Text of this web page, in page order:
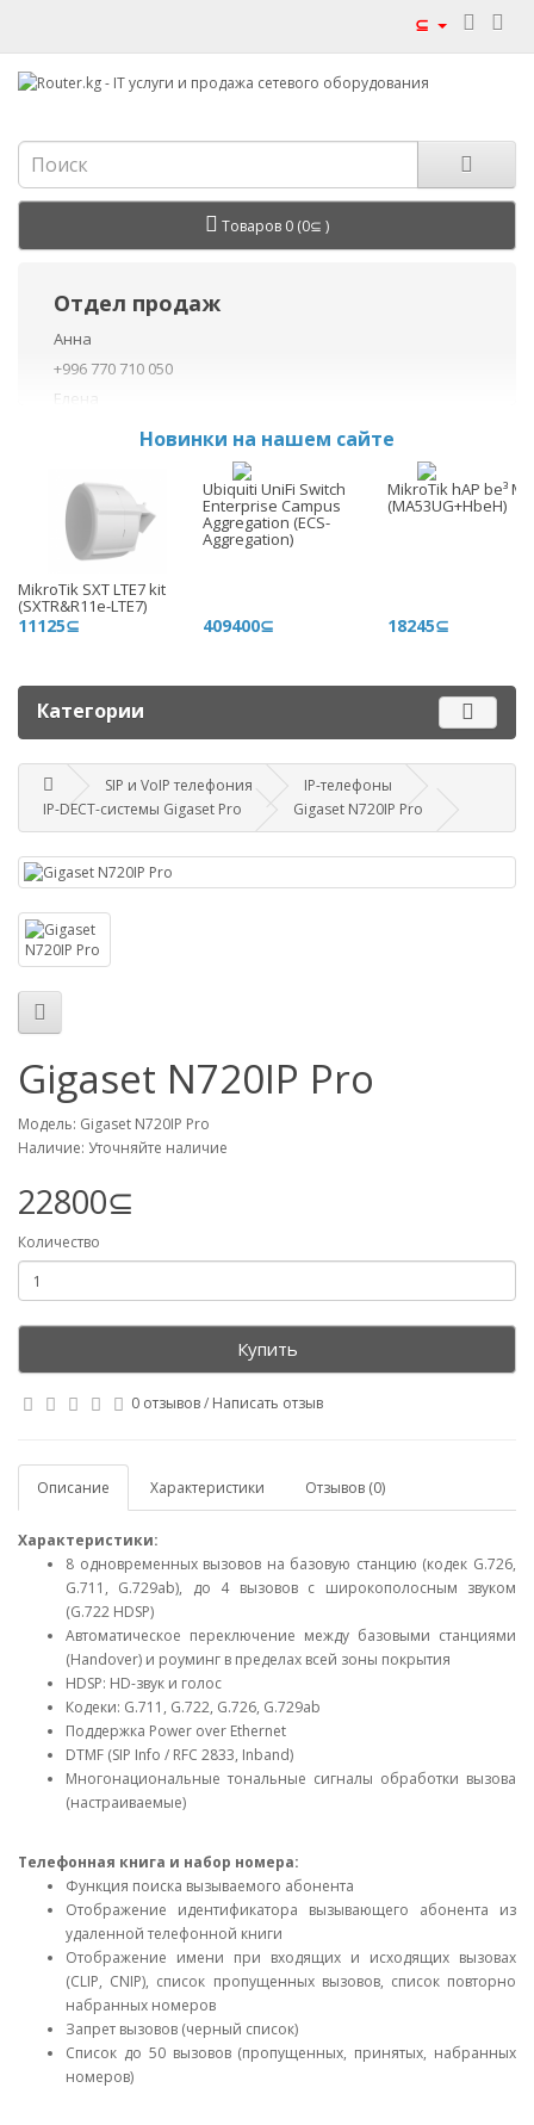
⊆
Товаров 0 (0⊆ )
Наш адрес
г. Бишкек, ул. Матросова, 47
Посмотреть адрес в 2GIS mail@router.kg
График работы
Пн-пт - 9.00-18.00
Отдел продаж
Анна
+996 770 710 050
Елена
+996 770 710 040
Данил
+996 775 710 060
+996 500 710 060
Новинки на нашем сайте
MikroTik SXT LTE7 kit
(SXTR&R11e-LTE7)
11125⊆
Ubiquiti UniFi Switch
Enterprise Campus
Aggregation (ECS-
Aggregation)
409400⊆
MikroTik hAP be³
(MA53UG+HbeH)
18245⊆
Категории
SIP и VoIP телефония
IP-телефоны
IP-DECT-системы Gigaset Pro
Gigaset N720IP Pro
Gigaset N720IP Pro
Модель: Gigaset N720IP Pro
Наличие: Уточняйте наличие
22800⊆
Количество
Купить
0 отзывов/ Написать отзыв
Описание Характеристики Отзывов (0)
Характеристики:
8 одновременных вызовов на базовую станцию (кодек G.726,
G.711, G.729ab), до 4 вызовов с широкополосным звуком
(G.722 HDSP)
Автоматическое переключение между базовыми станциями
(Handover) и роуминг в пределах всей зоны покрытия
HDSP: HD-звук и голос
Кодеки: G.711, G.722, G.726, G.729ab
Поддержка Power over Ethernet
DTMF (SIP Info / RFC 2833, Inband)
Многонациональные тональные сигналы обработки вызова
(настраиваемые)
Телефонная книга и набор номера:
Функция поиска вызываемого абонента
Отображение идентификатора вызывающего абонента из
удаленной телефонной книги
Отображение имени при входящих и исходящих вызовах
(CLIP, CNIP), список пропущенных вызовов, список повторно
набранных номеров
Запрет вызовов (черный список)
Список до 50 вызовов (пропущенных, принятых, набранных
номеров)